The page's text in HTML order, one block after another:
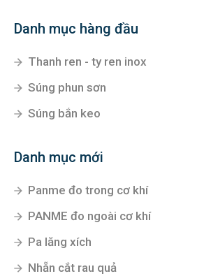
Danh mục hàng đầu
Thanh ren - ty ren inox
Súng phun sơn
Súng bắn keo
Danh mục mới
Panme đo trong cơ khí
PANME đo ngoài cơ khí
Pa lăng xích
Nhẵn cắt rau quả